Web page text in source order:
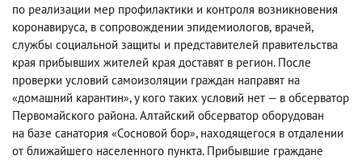
по реализации мер профилактики и контроля возникновения
коронавируса, в сопровождении эпидемиологов, врачей,
службы социальной защиты и представителей правительства
края прибывших жителей края доставят в регион. После
проверки условий самоизоляции граждан направят на
«домашний карантин», у кого таких условий нет — в обсерватор
Первомайского района. Алтайский обсерватор оборудован
на базе санатория «Сосновой бор», находящегося в отдалении
от ближайшего населенного пункта. Прибывшие граждане